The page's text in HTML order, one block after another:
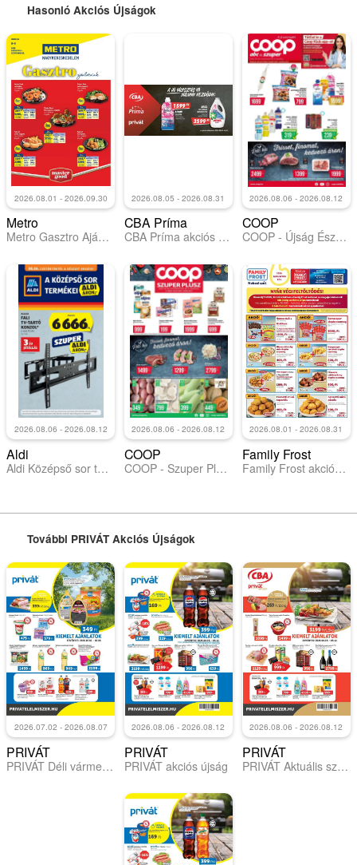
Hasonló Akciós Újságok
2026.08.01 - 2026.09.30
Metro
Metro Gasztro Ajánlataink 2026/08-09
2026.08.05 - 2026.08.31
CBA Príma
CBA Príma akciós újság
2026.08.06 - 2026.08.12
COOP
COOP - Újság Észak Kelet Pro-Coop Zrt
2026.08.06 - 2026.08.12
Aldi
Aldi Középső sor termékei
2026.08.06 - 2026.08.12
COOP
COOP - Szuper Plusz / Tisza
2026.08.01 - 2026.08.31
Family Frost
Family Frost akciós újság
További PRIVÁT Akciós Újságok
2026.07.02 - 2026.08.07
PRIVÁT
PRIVÁT Déli vármegyék
2026.08.06 - 2026.08.12
PRIVÁT
PRIVÁT akciós újság
2026.08.06 - 2026.08.12
PRIVÁT
PRIVÁT Aktuális szórólap MAX